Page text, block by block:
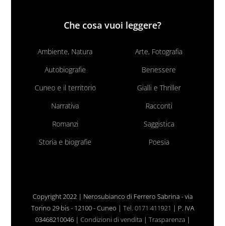
Che cosa vuoi leggere?
Ambiente, Natura
Arte, Fotografia
Autobiografie
Benessere
Cuneo e il territorio
Gialli e Thriller
Narrativa
Racconti
Romanzi
Saggistica
Storia e biografie
Poesia
Copyright 2022 | Nerosubianco di Ferrero Sabrina - via
Torino 29 bis - 12100 - Cuneo | Tel. 0171 411921 | P. IVA
03468210046 | Condizioni di vendita | Trasparenza |